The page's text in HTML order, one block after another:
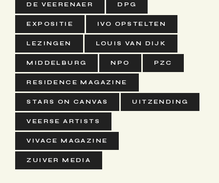
DE VEERENAER DPG
EXPOSITIE IVO OPSTELTEN
LEZINGEN LOUIS VAN DIJK
MIDDELBURG NPO PZC
RESIDENCE MAGAZINE
STARS ON CANVAS UITZENDING
VEERSE ARTISTS
VIVACE MAGAZINE
ZUIVER MEDIA